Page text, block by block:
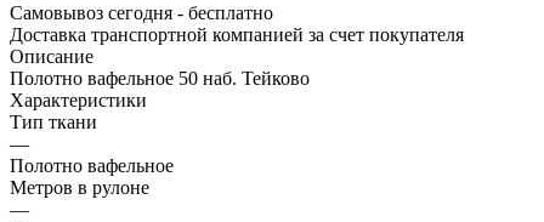
Самовывоз сегодня - бесплатно
Доставка транспортной компанией за счет покупателя
Описание
Полотно вафельное 50 наб. Тейково
Характеристики
Тип ткани
—
Полотно вафельное
Метров в рулоне
—